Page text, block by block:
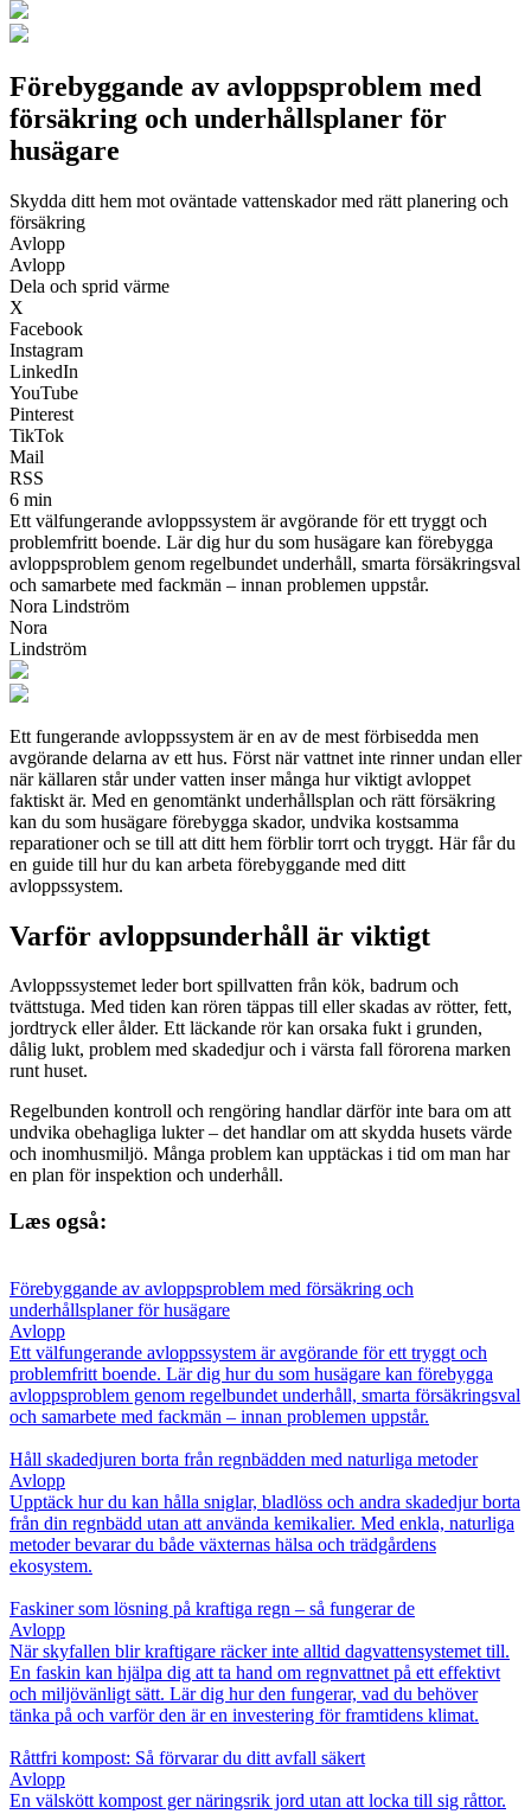
Förebyggande av avloppsproblem med
försäkring och underhållsplaner för
husägare
Skydda ditt hem mot oväntade vattenskador med rätt planering och
försäkring
Avlopp
Avlopp
Dela och sprid värme
X
Facebook
Instagram
LinkedIn
YouTube
Pinterest
TikTok
Mail
RSS
6 min
Ett välfungerande avloppssystem är avgörande för ett tryggt och
problemfritt boende. Lär dig hur du som husägare kan förebygga
avloppsproblem genom regelbundet underhåll, smarta försäkringsval
och samarbete med fackmän – innan problemen uppstår.
Nora Lindström
Nora
Lindström
Ett fungerande avloppssystem är en av de mest förbisedda men
avgörande delarna av ett hus. Först när vattnet inte rinner undan eller
när källaren står under vatten inser många hur viktigt avloppet
faktiskt är. Med en genomtänkt underhållsplan och rätt försäkring
kan du som husägare förebygga skador, undvika kostsamma
reparationer och se till att ditt hem förblir torrt och tryggt. Här får du
en guide till hur du kan arbeta förebyggande med ditt
avloppssystem.
Varför avloppsunderhåll är viktigt
Avloppssystemet leder bort spillvatten från kök, badrum och
tvättstuga. Med tiden kan rören täppas till eller skadas av rötter, fett,
jordtryck eller ålder. Ett läckande rör kan orsaka fukt i grunden,
dålig lukt, problem med skadedjur och i värsta fall förorena marken
runt huset.
Regelbunden kontroll och rengöring handlar därför inte bara om att
undvika obehagliga lukter – det handlar om att skydda husets värde
och inomhusmiljö. Många problem kan upptäckas i tid om man har
en plan för inspektion och underhåll.
Læs også:
Förebyggande av avloppsproblem med försäkring och
underhållsplaner för husägare
Avlopp
Ett välfungerande avloppssystem är avgörande för ett tryggt och
problemfritt boende. Lär dig hur du som husägare kan förebygga
avloppsproblem genom regelbundet underhåll, smarta försäkringsval
och samarbete med fackmän – innan problemen uppstår.
Håll skadedjuren borta från regnbädden med naturliga metoder
Avlopp
Upptäck hur du kan hålla sniglar, bladlöss och andra skadedjur borta
från din regnbädd utan att använda kemikalier. Med enkla, naturliga
metoder bevarar du både växternas hälsa och trädgårdens
ekosystem.
Faskiner som lösning på kraftiga regn – så fungerar de
Avlopp
När skyfallen blir kraftigare räcker inte alltid dagvattensystemet till.
En faskin kan hjälpa dig att ta hand om regnvattnet på ett effektivt
och miljövänligt sätt. Lär dig hur den fungerar, vad du behöver
tänka på och varför den är en investering för framtidens klimat.
Råttfri kompost: Så förvarar du ditt avfall säkert
Avlopp
En välskött kompost ger näringsrik jord utan att locka till sig råttor.